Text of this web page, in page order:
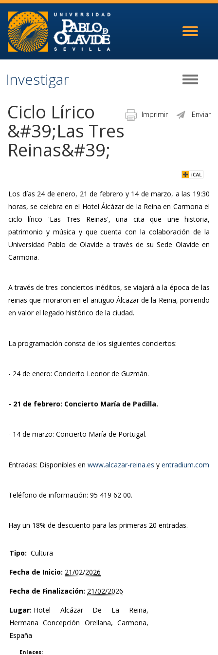
Toggle
Toggle
Investigar
Enviar
Imprimir
Ciclo Lírico
&#39;Las Tres
Reinas&#39;
Los días 24 de enero, 21 de febrero y 14 de marzo, a las 19:30
horas, se celebra en el Hotel Álcázar de la Reina en Carmona el
ciclo lírico 'Las Tres Reinas', una cita que une historia,
patrimonio y música y que cuenta con la colaboración de la
Universidad Pablo de Olavide a través de su Sede Olavide en
Carmona.
A través de tres conciertos inéditos, se viajará a la época de las
reinas que moraron en el antiguo Álcazar de la Reina, poniendo
en valor el legado histórico de la ciudad.
La programación consta de los siguientes conciertos:
- 24 de enero: Concierto Leonor de Guzmán.
- 21 de febrero: Concierto María de Padilla.
- 14 de marzo: Concierto María de Portugal.
Entradas: Disponibles en www.alcazar-reina.es y entradium.com
Teléfono de información: 95 419 62 00.
Hay un 18% de descuento para las primeras 20 entradas.
Tipo: Cultura
Fecha de Inicio: 21/02/2026
Fecha de Finalización: 21/02/2026
Lugar: Hotel Alcázar De La Reina,
Hermana Concepción Orellana, Carmona,
España
Enlaces: